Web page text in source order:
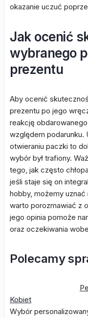
okazanie uczuć
Jak ocenić
wybranego
prezentu
Aby ocenić
prezentu po jego
reakcję
względem podarunku.
otwieraniu paczki to
wybór był trafiony.
tego, jak często
jeśli staje się on
hobby, możemy
warto porozmawiać z
jego opinia pomoże
oraz oczekiwania
Polecamy
Kobiet
Wybór